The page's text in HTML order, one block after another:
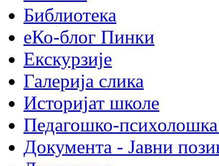
Библиотека
еКо-блог Пинки
Екскурзије
Галерија слика
Историјат школе
Педагошко-психолошка
Документа - Јавни